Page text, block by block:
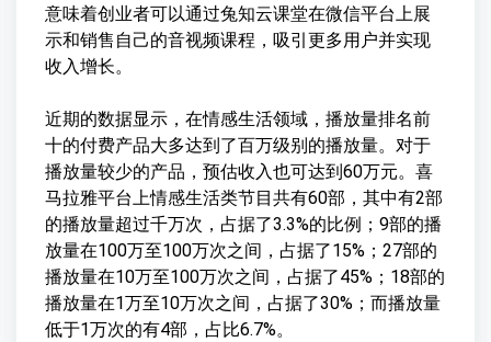
意味着创业者可以通过兔知云课堂在微信平台上展
示和销售自己的音视频课程，吸引更多用户并实现
收入增长。
近期的数据显示，在情感生活领域，播放量排名前
十的付费产品大多达到了百万级别的播放量。对于
播放量较少的产品，预估收入也可达到60万元。喜
马拉雅平台上情感生活类节目共有60部，其中有2部
的播放量超过千万次，占据了3.3%的比例；9部的播
放量在100万至100万次之间，占据了15%；27部的
播放量在10万至100万次之间，占据了45%；18部的
播放量在1万至10万次之间，占据了30%；而播放量
低于1万次的有4部，占比6.7%。